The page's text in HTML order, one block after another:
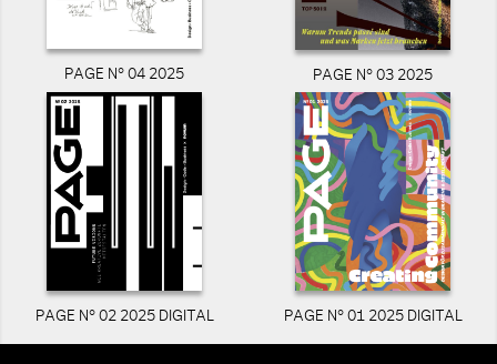
PAGE N° 04 2025 PAGE N° 03 2025
PAGE N° 02 2025 DIGITAL PAGE N° 01 2025 DIGITAL